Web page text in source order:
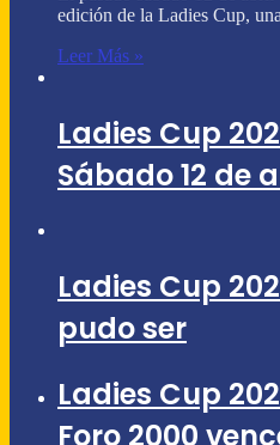
edición de la Ladies Cup,
Leer Más »
Ladies Cup
Sábado 12 de
Ladies Cup
pudo ser
Ladies Cup
Foro 2000